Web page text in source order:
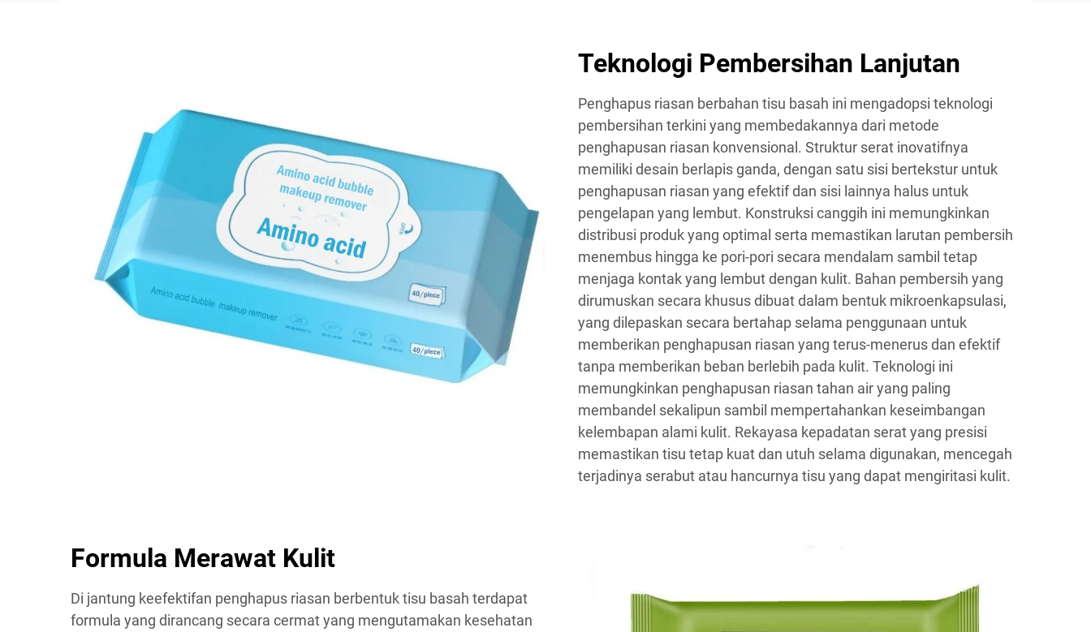
Teknologi Pembersihan Lanjutan
Penghapus riasan berbahan tisu basah ini mengadopsi teknologi
pembersihan terkini yang membedakannya dari metode
penghapusan riasan konvensional. Struktur serat inovatifnya
memiliki desain berlapis ganda, dengan satu sisi bertekstur untuk
penghapusan riasan yang efektif dan sisi lainnya halus untuk
pengelapan yang lembut. Konstruksi canggih ini memungkinkan
distribusi produk yang optimal serta memastikan larutan pembersih
menembus hingga ke pori-pori secara mendalam sambil tetap
menjaga kontak yang lembut dengan kulit. Bahan pembersih yang
dirumuskan secara khusus dibuat dalam bentuk mikroenkapsulasi,
yang dilepaskan secara bertahap selama penggunaan untuk
memberikan penghapusan riasan yang terus-menerus dan efektif
tanpa memberikan beban berlebih pada kulit. Teknologi ini
memungkinkan penghapusan riasan tahan air yang paling
membandel sekalipun sambil mempertahankan keseimbangan
kelembapan alami kulit. Rekayasa kepadatan serat yang presisi
memastikan tisu tetap kuat dan utuh selama digunakan, mencegah
terjadinya serabut atau hancurnya tisu yang dapat mengiritasi kulit.
Formula Merawat Kulit
Di jantung keefektifan penghapus riasan berbentuk tisu basah terdapat
formula yang dirancang secara cermat yang mengutamakan kesehatan